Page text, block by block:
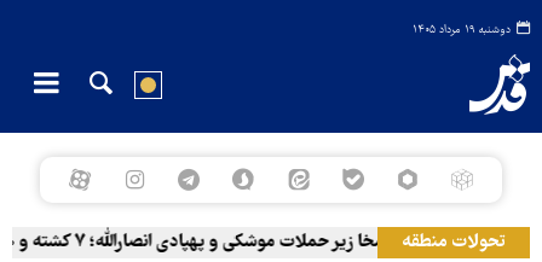
دوشنبه ۱۹ مرداد ۱۴۰۵
تحولات منطقهالمخا زیر حملات موشکی و پهپادی انصارالله؛ ۷ کشته و ۳۰ زخمی